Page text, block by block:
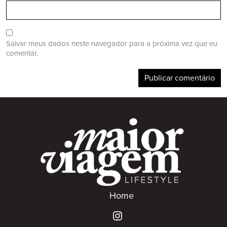
Salvar meus dados neste navegador para a próxima vez que eu
comentar.
Home